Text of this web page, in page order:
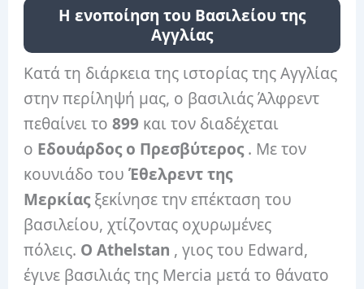
Η ενοποίηση του Βασιλείου της
Αγγλίας
Κατά τη διάρκεια της ιστορίας της Αγγλίας
στην περίληψή μας, ο βασιλιάς Άλφρεντ
πεθαίνει το899 και τον διαδέχεται
ο Εδουάρδος ο Πρεσβύτερος. Με τον
κουνιάδο τουΈθελρεντ της
Μερκίαςξεκίνησε την επέκταση του
βασιλείου, χτίζοντας οχυρωμένες
πόλεις. Ο Athelstan , γιος του Edward,
έγινε βασιλιάς της Mercia μετά το θάνατο